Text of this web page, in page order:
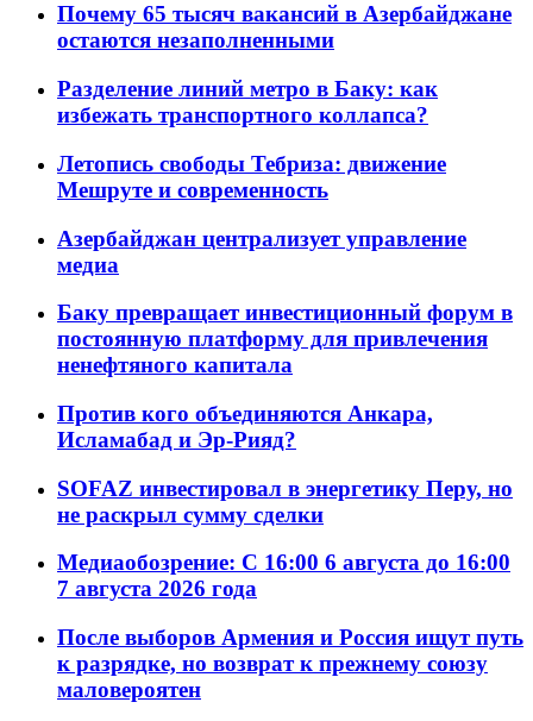
Почему 65 тысяч вакансий в Азербайджане
остаются незаполненными
Разделение линий метро в Баку: как
избежать транспортного коллапса?
Летопись свободы Тебриза: движение
Мешруте и современность
Азербайджан централизует управление
медиа
Баку превращает инвестиционный форум в
постоянную платформу для привлечения
ненефтяного капитала
Против кого объединяются Анкара,
Исламабад и Эр-Рияд?
SOFAZ инвестировал в энергетику Перу, но
не раскрыл сумму сделки
Медиаобозрение: С 16:00 6 августа до 16:00
7 августа 2026 года
После выборов Армения и Россия ищут путь
к разрядке, но возврат к прежнему союзу
маловероятен